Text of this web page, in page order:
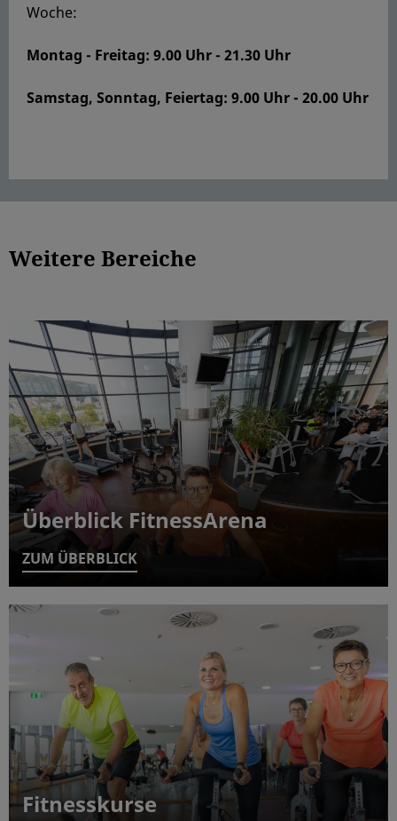
Woche:
Montag - Freitag: 9.00 Uhr - 21.30 Uhr
Samstag, Sonntag, Feiertag: 9.00 Uhr - 20.00 Uhr
Weitere Bereiche
Überblick FitnessArena
ZUM ÜBERBLICK
Fitnesskurse